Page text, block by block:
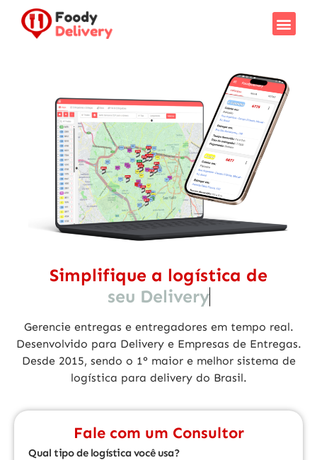
Simplifique a logística de
seu Delivery
Gerencie entregas e entregadores em tempo real.
Desenvolvido para Deliverye Empresas de Entregas.
Desde 2015, sendo o 1° maior e melhor sistema de
logística para delivery do Brasil.
Fale com um Consultor
Qual tipo de logística você usa?